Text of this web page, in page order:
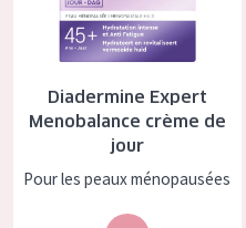
Expert
TYPE DE PEAU
Peau sensible
Peau normale à sèche
Peau mixte ou grasse
Diadermine Expert
Menobalance crème de
jour
Pour les peaux ménopausées